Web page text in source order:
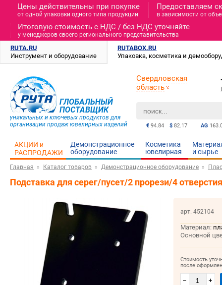
Цены действительны при покупке
от одной упаковки одного типа продукции
Предоставляем
в зависимости от
Итоговую стоимость c НДС / без НДС уточняйте
у менеджеров своего регионального представительства
RUTA.RU
Инструмент и оборудование
RUTABOX.RU
Упаковка, косметика и
ГЛОБАЛЬНЫЙ
ПОСТАВЩИК
уникальных и ключевых продуктов для
организации продаж ювелирных изделий
AG
€ 94.84 $ 82.17
Свердловская
область
АКЦИИ и
РАСПРОДАЖИ
Демонстрационное
оборудование
Косметика
ювелирная
и cырье
Главная Каталог товаров Демонстрационное оборудование
Подставка для серег/пусет/2 прорези/4 отверстия
арт. 452104
Материал:
Основной
Стоимость
после
– +